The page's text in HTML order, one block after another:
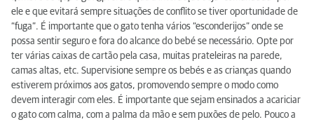
ele e que evitará sempre situações de conflito se tiver oportunidade de
“fuga”. É importante que o gato tenha vários “esconderijos” onde se
possa sentir seguro e fora do alcance do bebé se necessário. Opte por
ter várias caixas de cartão pela casa, muitas prateleiras na parede,
camas altas, etc. Supervisione sempre os bebés e as crianças quando
estiverem próximos aos gatos, promovendo sempre o modo como
devem interagir com eles. É importante que sejam ensinados a acariciar
o gato com calma, com a palma da mão e sem puxões de pelo. Pouco a